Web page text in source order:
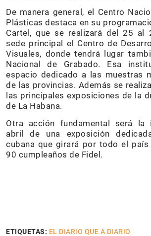
De manera general, el Centro
Plásticas destaca en su
Cartel, que se realizará del 25 al
sede principal el Centro de
Visuales, donde tendrá lugar
Nacional de Grabado. Esa
espacio dedicado a las muestras
de las provincias. Además se
las principales exposiciones de la
de La Habana.
Otra acción fundamental será la
abril de una exposición
cubana que girará por todo el país
90 cumpleaños de Fidel.
ETIQUETAS: EL DIARIO QUE A DIARIO